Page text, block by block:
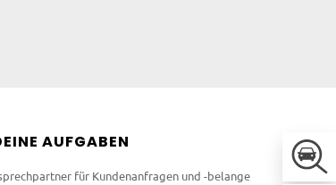
AUFGABEN
für Kundenanfragen und -belange